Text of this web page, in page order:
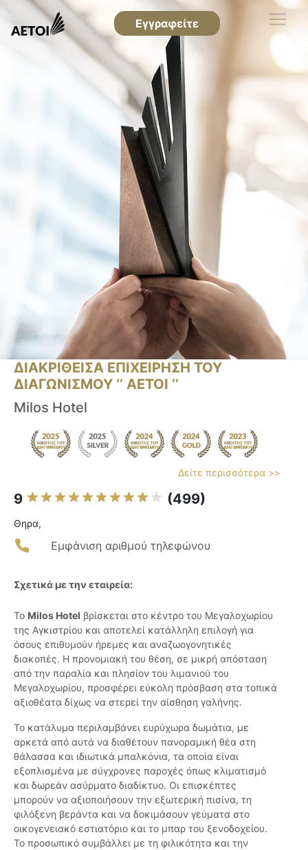
Εγγραφείτε
ΔΙΑΚΡΙΘΕΙΣΑ ΕΠΙΧΕΙΡΗΣΗ ΤΟΥ
ΔΙΑΓΩΝΙΣΜΟΥ ‘’ ΑΕΤΟΙ ‘’
Milos Hotel
Δείτε περισσότερα >>
9 (499)
Θηρα,
Εμφάνιση αριθμού τηλεφώνου
Σχετικά με την εταιρεία:
Το Milos Hotel βρίσκεται στο κέντρο του Μεγαλοχωρίου
της Αγκιστρίου και αποτελεί κατάλληλη επιλογή για
όσους επιθυμούν ήρεμες και αναζωογονητικές
διακοπές. Η προνομιακή του θέση, σε μικρή απόσταση
από την παραλία και πλησίον του λιμανιού του
Μεγαλοχωρίου, προσφέρει εύκολη πρόσβαση στα τοπικά
αξιοθέατα δίχως να στερεί την αίσθηση γαλήνης.
Το κατάλυμα περιλαμβάνει ευρύχωρα δωμάτια, με
αρκετά από αυτά να διαθέτουν πανοραμική θέα στη
θάλασσα και ιδιωτικά μπαλκόνια, τα οποία είναι
εξοπλισμένα με σύγχρονες παροχές όπως κλιματισμό
και δωρεάν ασύρματο διαδίκτυο. Οι επισκέπτες
μπορούν να αξιοποιήσουν την εξωτερική πισίνα, τη
φιλόξενη βεράντα και να δοκιμάσουν γεύματα στο
οικογενειακό εστιατόριο και το μπαρ του ξενοδοχείου.
Το προσωπικό συμβάλλει με τη φιλικότητα και την